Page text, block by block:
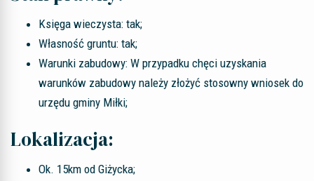
Księga wieczysta: tak;
Własność gruntu: tak;
Warunki zabudowy: W przypadku chęci uzyskania
warunków zabudowy należy złożyć stosowny wniosek do
urzędu gminy Miłki;
Lokalizacja:
Ok. 15km od Giżycka;